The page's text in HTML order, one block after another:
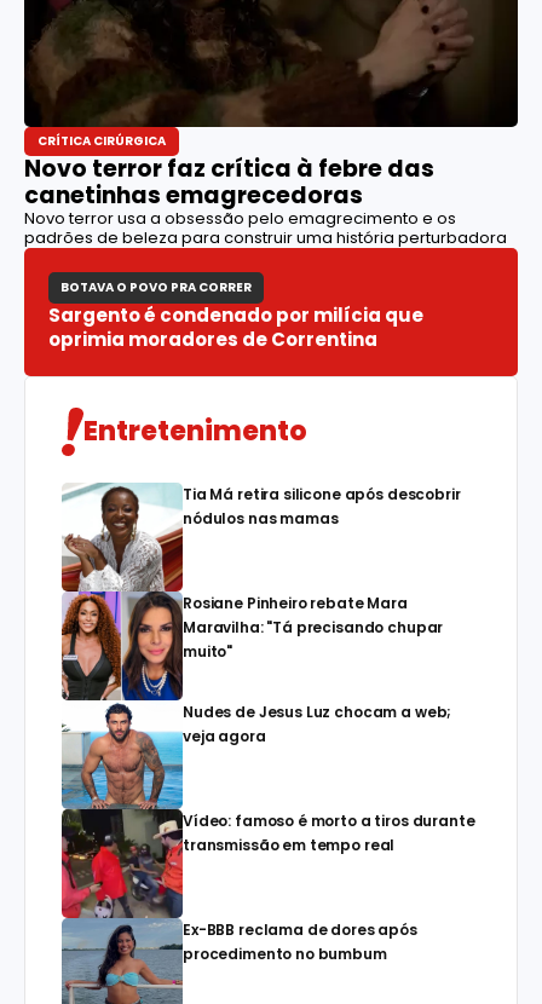
CRÍTICA CIRÚRGICA
Novo terror faz crítica à febre das
canetinhas emagrecedoras
Novo terror usa a obsessão pelo emagrecimento e os
padrões de beleza para construir uma história perturbadora
BOTAVA O POVO PRA CORRER
Sargento é condenado por milícia que
oprimia moradores de Correntina
Entretenimento
Tia Má retira silicone após descobrir
nódulos nas mamas
Rosiane Pinheiro rebate Mara
Maravilha: "Tá precisando chupar
muito"
Nudes de Jesus Luz chocam a web;
veja agora
Vídeo: famoso é morto a tiros durante
transmissão em tempo real
Ex-BBB reclama de dores após
procedimento no bumbum